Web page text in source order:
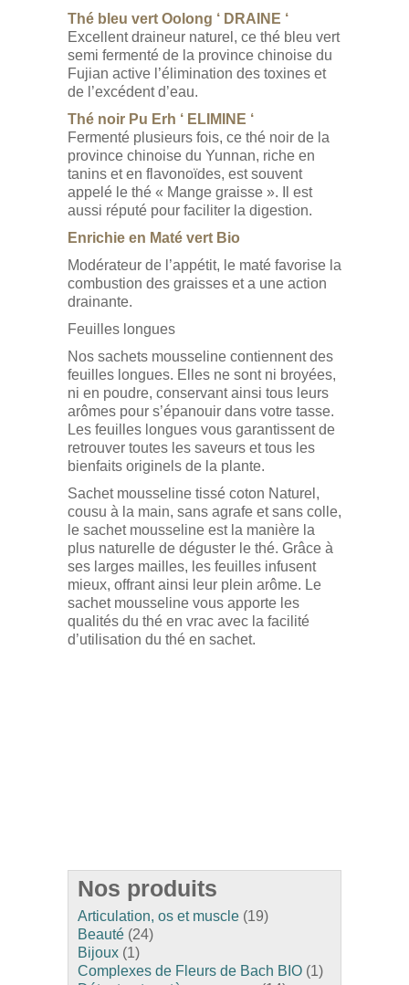
Thé bleu vert Oolong ‘ DRAINE ‘
Excellent draineur naturel, ce thé bleu vert
semi fermenté de la province chinoise du
Fujian active l’élimination des toxines et
de l’excédent d’eau.
Thé noir Pu Erh ‘ ELIMINE ‘
Fermenté plusieurs fois, ce thé noir de la
province chinoise du Yunnan, riche en
tanins et en flavonoïdes, est souvent
appelé le thé « Mange graisse ». Il est
aussi réputé pour faciliter la digestion.
Enrichie en Maté vert Bio
Modérateur de l’appétit, le maté favorise la
combustion des graisses et a une action
drainante.
Feuilles longues
Nos sachets mousseline contiennent des
feuilles longues. Elles ne sont ni broyées,
ni en poudre, conservant ainsi tous leurs
arômes pour s’épanouir dans votre tasse.
Les feuilles longues vous garantissent de
retrouver toutes les saveurs et tous les
bienfaits originels de la plante.
Sachet mousseline tissé coton Naturel,
cousu à la main, sans agrafe et sans colle,
le sachet mousseline est la manière la
plus naturelle de déguster le thé. Grâce à
ses larges mailles, les feuilles infusent
mieux, offrant ainsi leur plein arôme. Le
sachet mousseline vous apporte les
qualités du thé en vrac avec la facilité
d’utilisation du thé en sachet.
Nos produits
Articulation, os et muscle (19)
Beauté (24)
Bijoux (1)
Complexes de Fleurs de Bach BIO (1)